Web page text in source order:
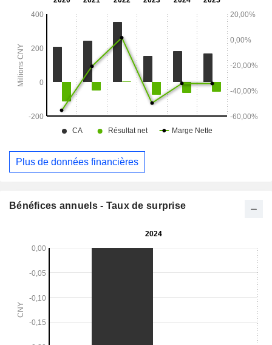
Plus de données financières
Bénéfices annuels - Taux de surprise